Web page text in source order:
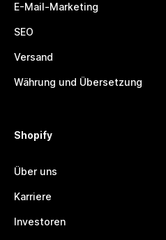
E-Mail-Marketing
SEO
Versand
Währung und Übersetzung
Shopify
Über uns
Karriere
Investoren